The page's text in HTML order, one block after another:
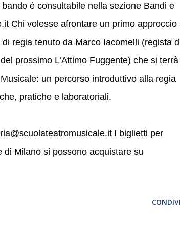
è consultabile nella sezione Bandi e
Chi volesse afrontare un primo approccio
regia tenuto da Marco Iacomelli (regista
prossimo L’Attimo Fuggente) che si terrà
un percorso introduttivo alla regia
pratiche e laboratoriali.
I biglietti per
Milano si possono acquistare su